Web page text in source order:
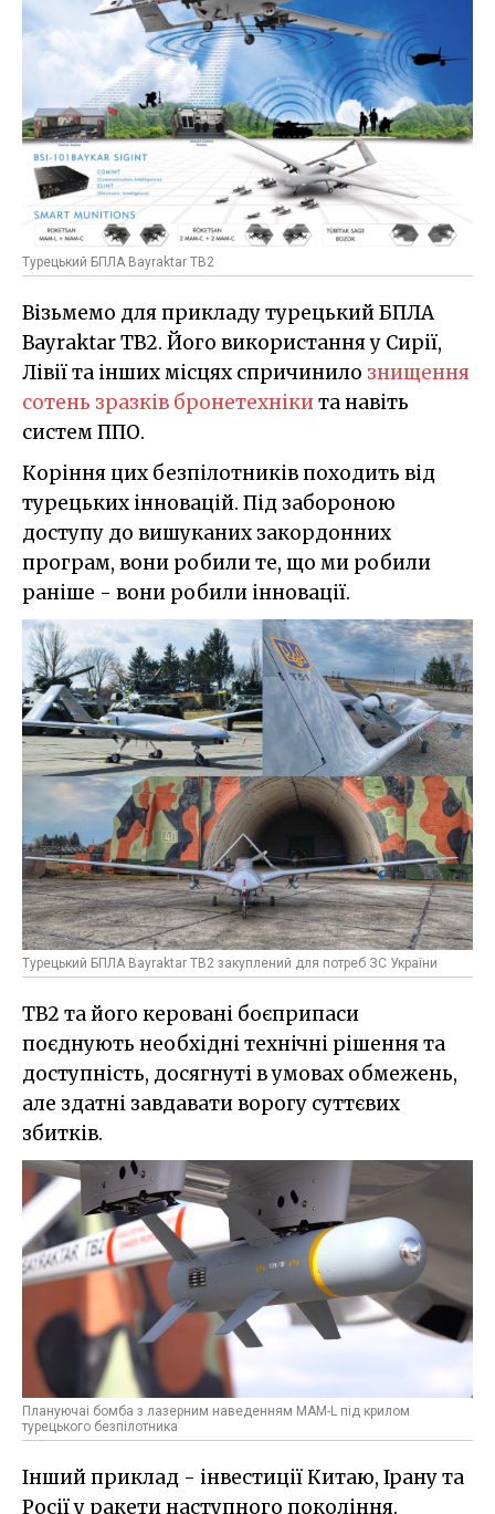
Турецький БПЛА Bayraktar TB2
Візьмемо для прикладу турецький БПЛА
Bayraktar TB2. Його використання у Сирії,
Лівії та інших місцях спричинило знищення
сотень зразків бронетехнікита навіть
систем ППО.
Коріння цих безпілотників походить від
турецьких інновацій. Під забороною
доступу до вишуканих закордонних
програм, вони робили те, що ми робили
раніше - вони робили інновації.
Турецький БПЛА Bayraktar TB2 закуплений для потреб ЗС України
TB2 та його керовані боєприпаси
поєднують необхідні технічні рішення та
доступність, досягнуті в умовах обмежень,
але здатні завдавати ворогу суттєвих
збитків.
Плануючаі бомба з лазерним наведенням MAM-L під крилом
турецького безпілотника
Інший приклад - інвестиції Китаю, Ірану та
Росії у ракети наступного покоління.